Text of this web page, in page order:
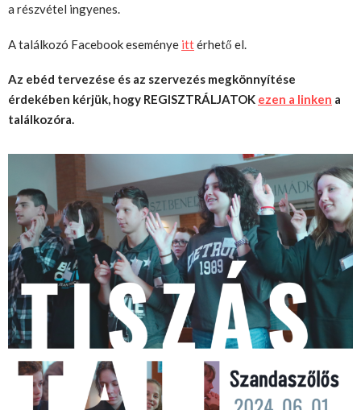
a részvétel ingyenes.
A találkozó Facebook eseménye ittérhető el.
Az ebéd tervezése és az szervezés megkönnyítése
érdekében kérjük, hogy REGISZTRÁLJATOK ezen a linken a
találkozóra.